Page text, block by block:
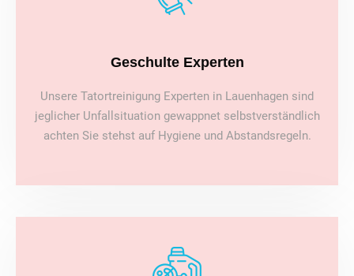
Geschulte Experten
Unsere Tatortreinigung Experten in Lauenhagen sind
jeglicher Unfallsituation gewappnet selbstverständlich
achten Sie stehst auf Hygiene und Abstandsregeln.